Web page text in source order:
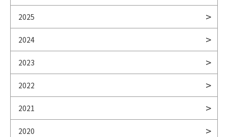
2025
2024
2023
2022
2021
2020